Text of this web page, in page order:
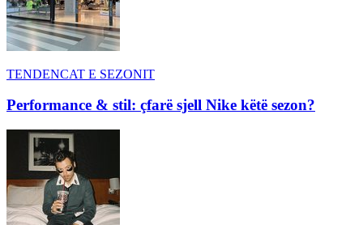
TENDENCAT E SEZONIT
Performance & stil: çfarë sjell Nike këtë sezon?